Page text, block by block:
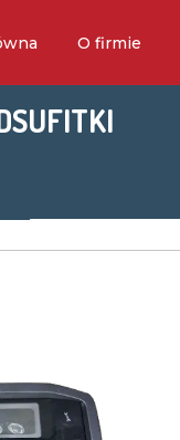
O firmie